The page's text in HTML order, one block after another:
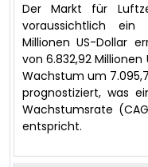
Der Markt für
voraussichtlich ein
Millionen US-Dollar
von 6.832,92 Millionen
Wachstum um
prognostiziert, was
Wachstumsrate
entspricht.